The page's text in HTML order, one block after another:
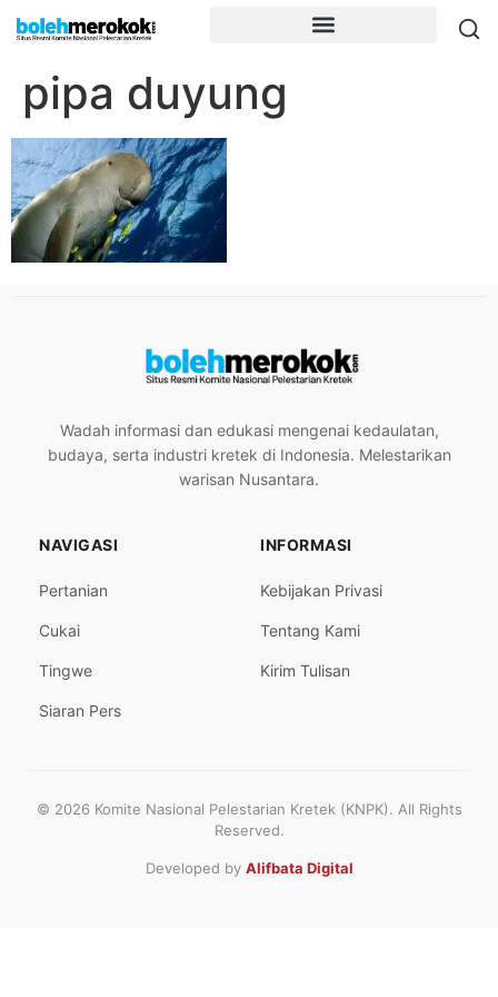
pipa duyung
Wadah informasi dan edukasi mengenai kedaulatan,
budaya, serta industri kretek di Indonesia. Melestarikan
warisan Nusantara.
NAVIGASI
Pertanian
Cukai
Tingwe
Siaran Pers
INFORMASI
Kebijakan Privasi
Tentang Kami
Kirim Tulisan
© 2026 Komite Nasional Pelestarian Kretek (KNPK). All Rights
Reserved.
Developed by Alifbata Digital